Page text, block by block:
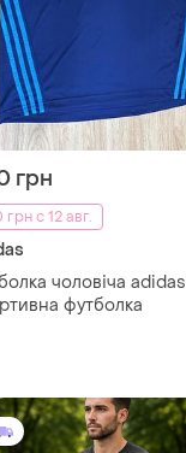
грн
грн с 12 авг.
чоловіча adidas
футболка